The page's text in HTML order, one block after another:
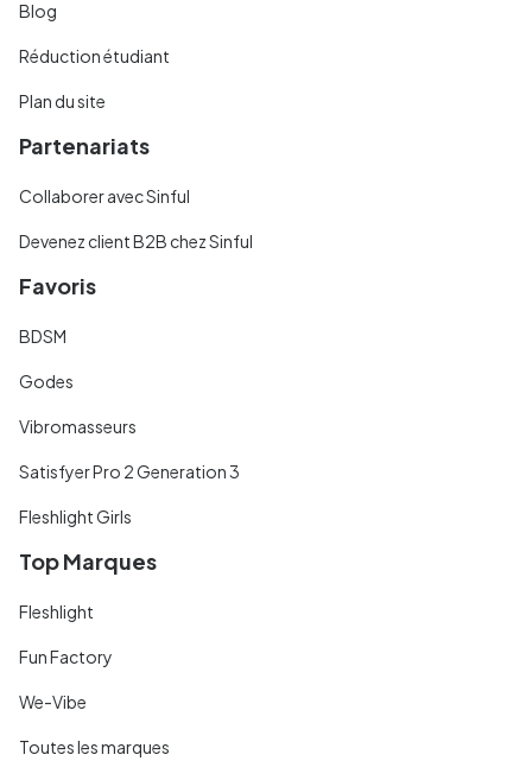
Blog
Réduction étudiant
Plan du site
Partenariats
Collaborer avec Sinful
Devenez client B2B chez Sinful
Favoris
BDSM
Godes
Vibromasseurs
Satisfyer Pro 2 Generation 3
Fleshlight Girls
Top Marques
Fleshlight
Fun Factory
We-Vibe
Toutes les marques